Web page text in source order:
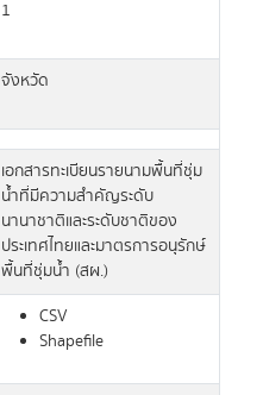
1
จังหวัด
เอกสารทะเบียนรายนามพื้นที่ชุ่ม
น้ำที่มีความสำคัญระดับ
นานาชาติและระดับชาติของ
ประเทศไทยและมาตรการอนุรักษ์
พื้นที่ชุ่มน้ำ (สผ.)
CSV
Shapefile